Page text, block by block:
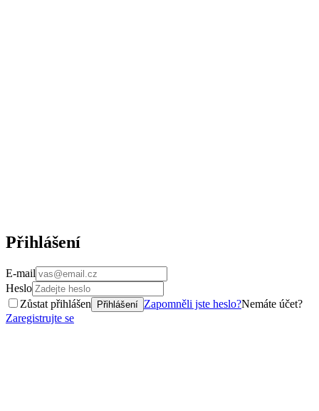
Přihlášení
E-mail
Heslo
Zůstat přihlášen
Přihlášení Zapomněli jste heslo?Nemáte účet?
Zaregistrujte se